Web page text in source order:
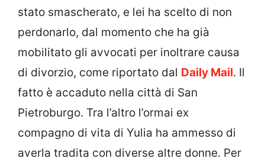
stato smascherato, e lei ha scelto di non
perdonarlo, dal momento che ha già
mobilitato gli avvocati per inoltrare causa
di divorzio, come riportato dal Daily Mail. Il
fatto è accaduto nella città di San
Pietroburgo. Tra l’altro l’ormai ex
compagno di vita di Yulia ha ammesso di
averla tradita con diverse altre donne. Per